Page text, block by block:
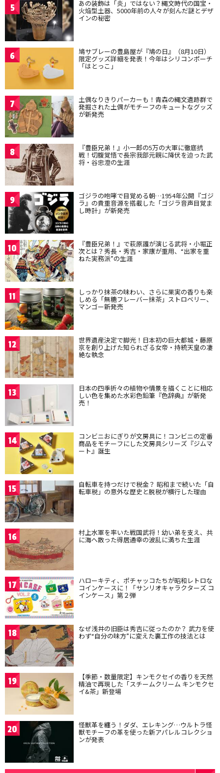
5 あの装飾は「炎」ではない？縄文時代の国宝・
火焔型土器、5000年前の人々が刻んだ謎とデザ
インの秘密
6 鳩サブレーの豊島屋が『鳩の日』（8月10日）
限定グッズ詳細を発表！今年はシリコンポーチ
「はとっこ」
7 土偶なりきりパーカーも！青森の縄文遺跡群で
発掘された土偶がモチーフのキュートなグッズ
が新発売
8 『豊臣兄弟！』小一郎の5万の大軍に徹底抗
戦！切腹覚悟で長宗我部元親に降伏を迫った武
将・谷忠澄の生涯
9 ゴジラの咆哮で目覚める朝…1954年公開『ゴジ
ラ』の貴重音源を搭載した「ゴジラ音声目覚ま
し時計」が新発売
10 『豊臣兄弟！』で萩原護が演じる武将・小堀正
次とは？秀長・秀吉・家康が重用、“出家を重
ねた実務派”の生涯
11 しっかり抹茶の味わい、さらに果実の香りも楽
しめる「無糖フレーバー抹茶」ストロベリー、
マンゴー新発売
12 世界遺産決定で脚光！日本初の巨大都城・藤原
京を創り上げた知られざる女帝・持統天皇の凄
絶な執念
13 日本の四季折々の植物や情景を描くことに相応
しい色を集めた水彩色鉛筆『色辞典』が新発
売！
14 コンビニおにぎりが文房具に！コンビニの定番
商品をモチーフにした文房具シリーズ『ジムマ
ート』誕生
15 自転車を持つだけで税金？ 昭和まで続いた「自
転車税」の意外な歴史と脱税が横行した理由
16 村上水軍を率いた戦国武将！幼い弟を支え、共
に海へ散った得居通幸の波乱に満ちた生涯
17 ハローキティ、ポチャッコたちが昭和レトロな
コインケースに！「サンリオキャラクターズ コ
インケース」第２弾
18 なぜ浅井の旧臣は秀吉に従ったのか？ 武力を使
わず“自分の味方”に変えた裏工作の技法とは
19 【季節・数量限定】キンモクセイの香りを天然
精油で再現した「スチームクリーム キンモクセ
イ&茶」新登場
20 怪獣革を纏う！ダダ、エレキング…ウルトラ怪
獣モチーフの革を使った新アパレルコレクショ
ンが発表